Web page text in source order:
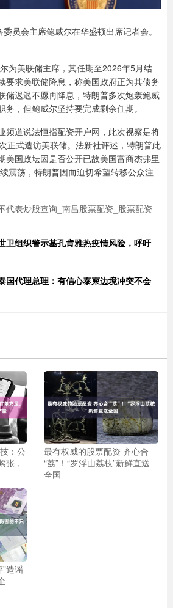
员会主席鲍威尔在华盛顿出席记者会。
为美联储主席，其任期至2026年5月结
要求美联储降息，称美国政府正为其债务
储迟迟不愿再降息，特朗普多次炮轰鲍威
，但鲍威尔坚持要完成剩余任期。
频道说法恒指配资开户网，此次视察是将
正式造访美联储。法新社评述，特朗普此
美国政坛因是否公开已故美国富商杰弗里
震荡，特朗普因而迫切希望转移公众注
代表炒股查询_南昌股票配资_股票配资
卫组织警示基孔肯雅热疫情风险，呼吁
国代理总理：有信心泰柬边境冲突不会
：公
张，
最有权威的股票配资 齐心合
“荔”！“罗浮山荔枝”新鲜直送
全国
造谣